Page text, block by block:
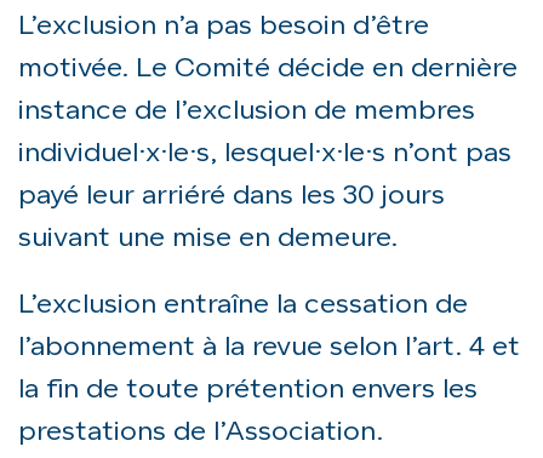
L’exclusion n’a pas besoin d’être
motivée. Le Comité décide en dernière
instance de l’exclusion de membres
individuel·x·le·s, lesquel·x·le·s n’ont pas
payé leur arriéré dans les 30 jours
suivant une mise en demeure.
L’exclusion entraîne la cessation de
l’abonnement à la revue selon l’art. 4 et
la fin de toute prétention envers les
prestations de l’Association.